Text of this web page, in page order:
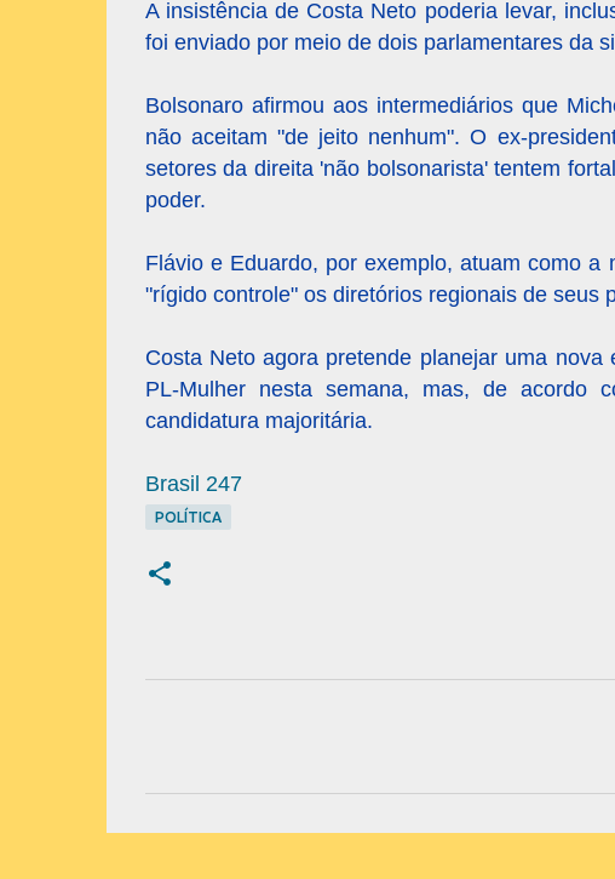
A insistência de Costa Neto poderia levar,
foi enviado por meio de dois parlamentares da
Bolsonaro afirmou aos intermediários que
não aceitam "de jeito nenhum". O ex-
setores da direita 'não bolsonarista' tentem
poder.
Flávio e Eduardo, por exemplo, atuam como
"rígido controle" os diretórios regionais de seus
Costa Neto agora pretende planejar uma
PL-Mulher nesta semana, mas, de acordo
candidatura majoritária.
Brasil 247
POLÍTICA